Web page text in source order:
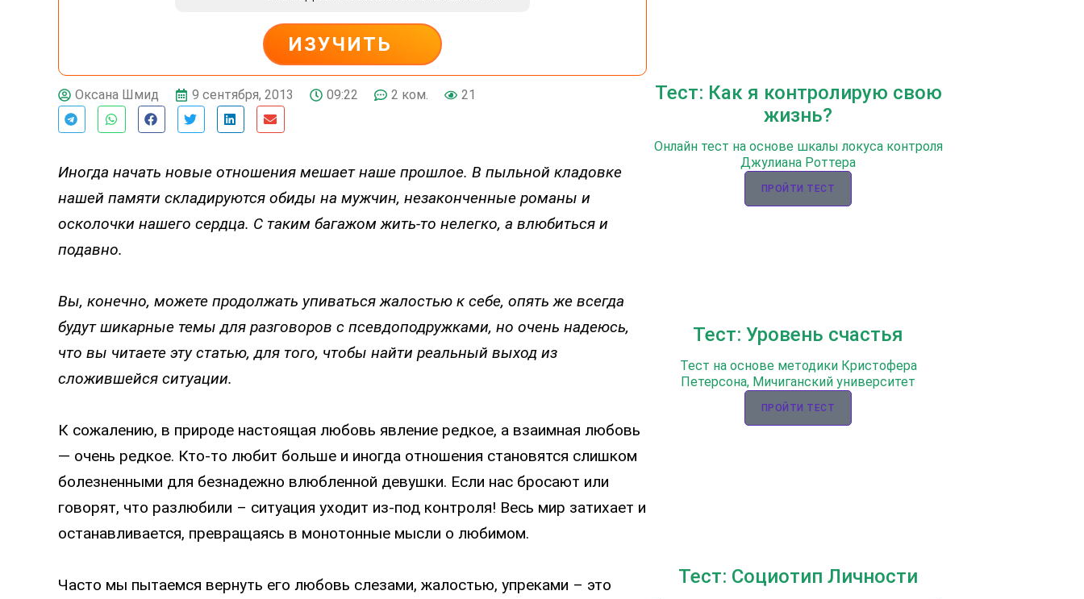
ИЗУЧИТЬ
ДЕЙСТВУЙ
Оксана Шмид 9 сентября, 2013 09:22 2 ком. 21
Иногда начать новые отношения мешает наше прошлое. В пыльной кладовке
нашей памяти складируются обиды на мужчин, незаконченные романы и
осколочки нашего сердца. С таким багажом жить-то нелегко, а влюбиться и
подавно.
Вы, конечно, можете продолжать упиваться жалостью к себе, опять же всегда
будут шикарные темы для разговоров с псевдоподружками, но очень надеюсь,
что вы читаете эту статью, для того, чтобы найти реальный выход из
сложившейся ситуации.
К сожалению, в природе настоящая любовь явление редкое, а взаимная любовь
— очень редкое. Кто-то любит больше и иногда отношения становятся слишком
болезненными для безнадежно влюбленной девушки. Если нас бросают или
говорят, что разлюбили – ситуация уходит из-под контроля! Весь мир затихает и
останавливается, превращаясь в монотонные мысли о любимом.
Часто мы пытаемся вернуть его любовь слезами, жалостью, упреками – это
Тест: Как я контролирую свою
жизнь?
Онлайн тест на основе шкалы локуса контроля
Джулиана Роттера
ПРОЙТИ ТЕСТ
Тест: Уровень счастья
Тест на основе методики Кристофера
Петерсона, Мичиганский университет
ПРОЙТИ ТЕСТ
Тест: Социотип Личности